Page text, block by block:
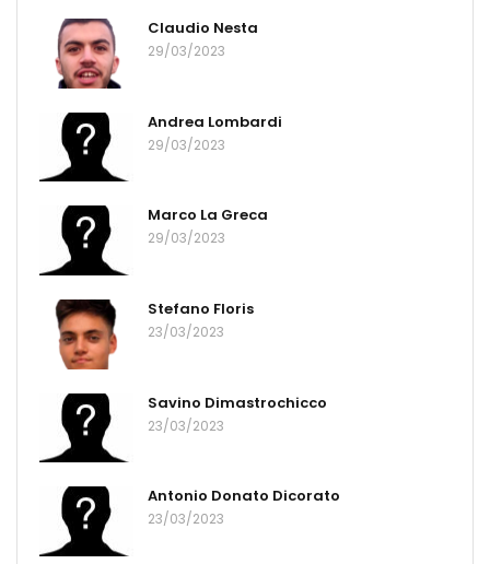
Claudio Nesta
29/03/2023
Andrea Lombardi
29/03/2023
Marco La Greca
29/03/2023
Stefano Floris
23/03/2023
Savino Dimastrochicco
23/03/2023
Antonio Donato Dicorato
23/03/2023